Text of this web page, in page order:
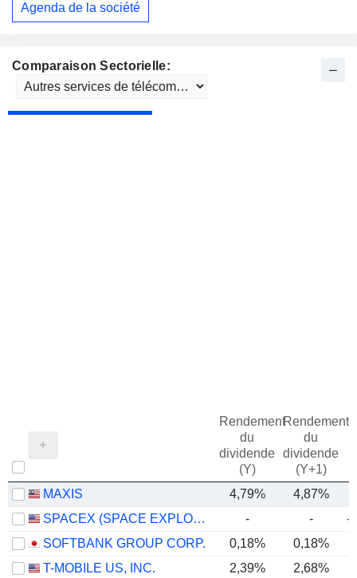
Comparaison Sectorielle:
Rendement
du
dividende
(Y)
Rendement
du
dividende
(Y+1)
MAXIS 4,79% 4,87%
SPACEX (SPACE EXPLORATION TECHNOLOGIES)
- -
-
SOFTBANK GROUP CORP.
0,18% 0,18%
T-MOBILE US, INC.
2,39% 2,68%
Agenda de la société